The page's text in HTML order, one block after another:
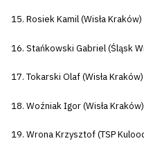
15. Rosiek Kamil (Wisła Kraków)
16. Stańkowski Gabriel (Śląsk
17. Tokarski Olaf (Wisła Kraków)
18. Woźniak Igor (Wisła Kraków)
19. Wrona Krzysztof (TSP